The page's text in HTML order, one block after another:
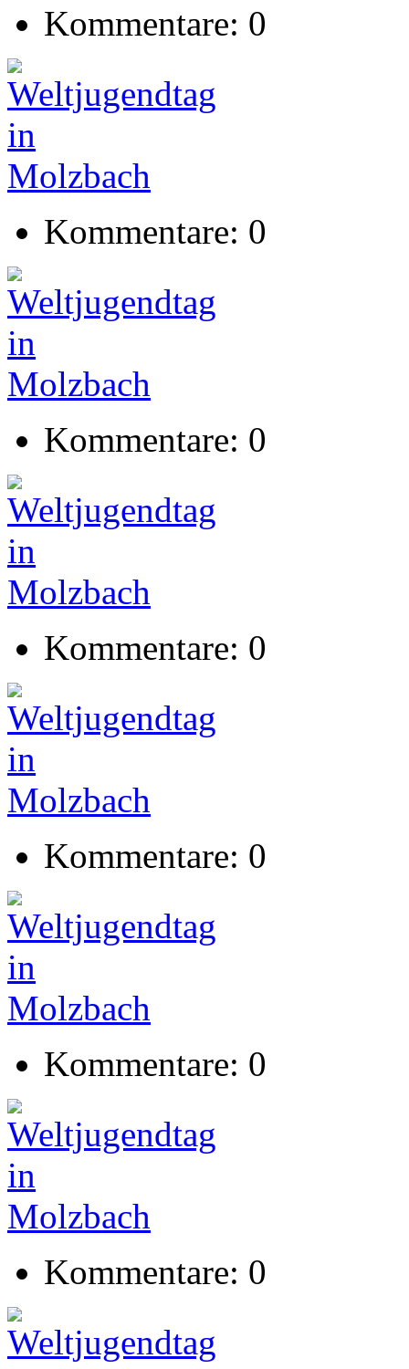
Kommentare: 0
Kommentare: 0
Kommentare: 0
Kommentare: 0
Kommentare: 0
Kommentare: 0
Kommentare: 0